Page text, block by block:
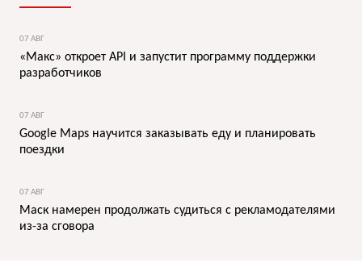
07 АВГ
«Макс» откроет API и запустит программу поддержки
разработчиков
07 АВГ
Google Maps научится заказывать еду и планировать
поездки
07 АВГ
Маск намерен продолжать судиться с рекламодателями
из-за сговора